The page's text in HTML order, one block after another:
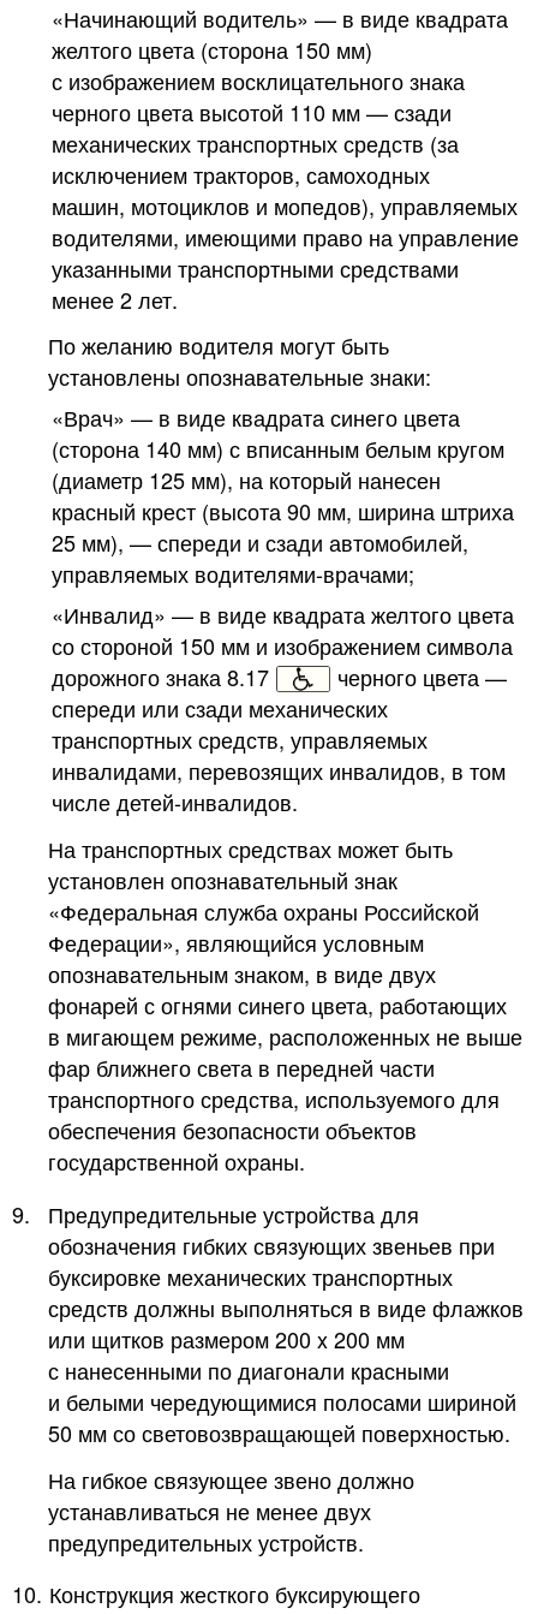
«Начинающий водитель» — в виде квадрата
желтого цвета (сторона 150 мм)
с изображением восклицательного знака
черного цвета высотой 110 мм — сзади
механических транспортных средств (за
исключением тракторов, самоходных
машин, мотоциклов и мопедов), управляемых
водителями, имеющими право на управление
указанными транспортными средствами
менее 2 лет.
По желанию водителя могут быть
установлены опознавательные знаки:
«Врач» — в виде квадрата синего цвета
(сторона 140 мм) с вписанным белым кругом
(диаметр 125 мм), на который нанесен
красный крест (высота 90 мм, ширина штриха
25 мм), — спереди и сзади автомобилей,
управляемых водителями-врачами;
«Инвалид» — в виде квадрата желтого цвета
со стороной 150 мм и изображением символа
дорожного знака8.17
черного цвета —
спереди или сзади механических
транспортных средств, управляемых
инвалидами, перевозящих инвалидов, в том
числе детей-инвалидов.
На транспортных средствах может быть
установлен опознавательный знак
«Федеральная служба охраны Российской
Федерации», являющийся условным
опознавательным знаком, в виде двух
фонарей с огнями синего цвета, работающих
в мигающем режиме, расположенных не выше
фар ближнего света в передней части
транспортного средства, используемого для
обеспечения безопасности объектов
государственной охраны.
9.
Предупредительные устройства для
обозначения гибких связующих звеньев при
буксировке механических транспортных
средств должны выполняться в виде флажков
или щитков размером 200 x 200 мм
с нанесенными по диагонали красными
и белыми чередующимися полосами шириной
50 мм со световозвращающей поверхностью.
На гибкое связующее звено должно
устанавливаться не менее двух
предупредительных устройств.
10. Конструкция жесткого буксирующего